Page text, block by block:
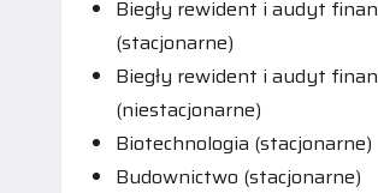
Biegły rewident i audyt
(stacjonarne)
Biegły rewident i audyt
(niestacjonarne)
Biotechnologia (stacjonarne)
Budownictwo (stacjonarne)